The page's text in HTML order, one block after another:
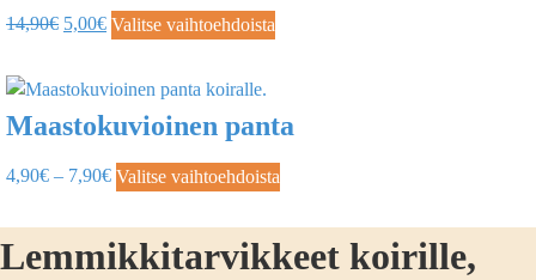
14,90€ 5,00€ Valitse vaihtoehdoista
Maastokuvioinen panta
4,90€ – 7,90€ Valitse vaihtoehdoista
Lemmikkitarvikkeet koirille,